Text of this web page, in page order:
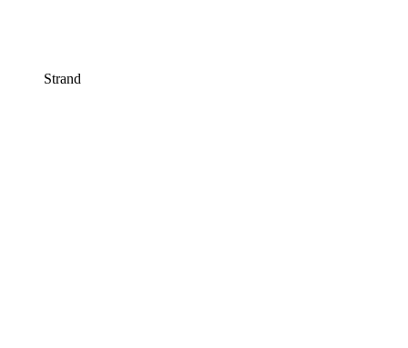
Strand